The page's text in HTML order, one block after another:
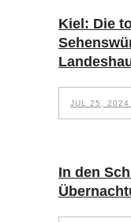
Kiel: Die
JUL 25, 2024
In den